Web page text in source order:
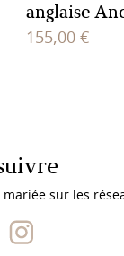
anglaise
155,00 €
mariée sur les